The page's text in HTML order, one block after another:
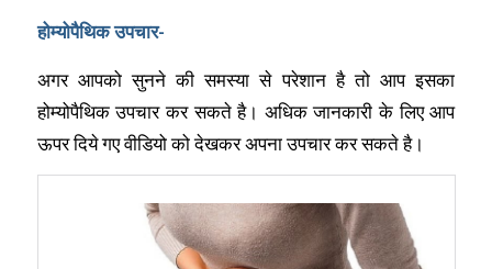
होम्योपैथिक उपचार-
अगर आपको सुनने की समस्या से परेशान है तो आप इसका
होम्योपैथिक उपचार कर सकते है। अधिक जानकारी के लिए आप
ऊपर दिये गए वीडियो को देखकर अपना उपचार कर सकते है।